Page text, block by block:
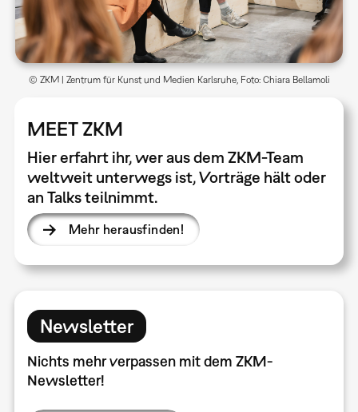
MEET ZKM
Hier erfahrt ihr, wer aus dem ZKM-Team
weltweit unterwegs ist, Vorträge hält oder
an Talks teilnimmt.
Mehr herausfinden!
© ZKM | Zentrum für Kunst und Medien Karlsruhe, Foto: Chiara Bellamoli
Newsletter
Nichts mehr verpassen mit dem ZKM-
Newsletter!